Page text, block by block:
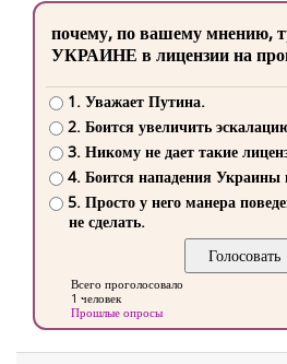
почему, по вашему мнению,
УКРАИНЕ в лицензии на
1. Уважает Путина.
2. Боится увеличить
3. Никому не дает такие
4. Боится нападения
5. Просто у него манера
не сделать.
Всего проголосовало
1 человек
Прошлые опросы